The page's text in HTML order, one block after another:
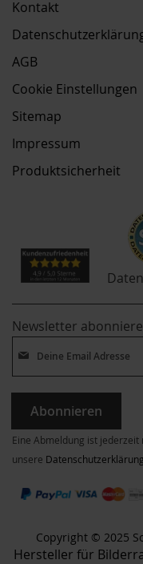
Kontakt
AGB
Cookie Einstellungen
Sitemap
Impressum
Produktsicherheit
Newsletter
Abonnieren
Eine Abmeldung ist
unsere Datenschutzerklärung
Copyright © 2025
Hersteller für